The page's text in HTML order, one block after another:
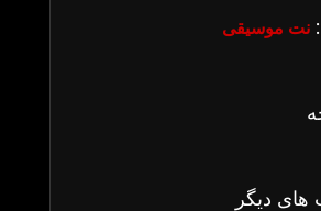
نت موسیقی
دیگر